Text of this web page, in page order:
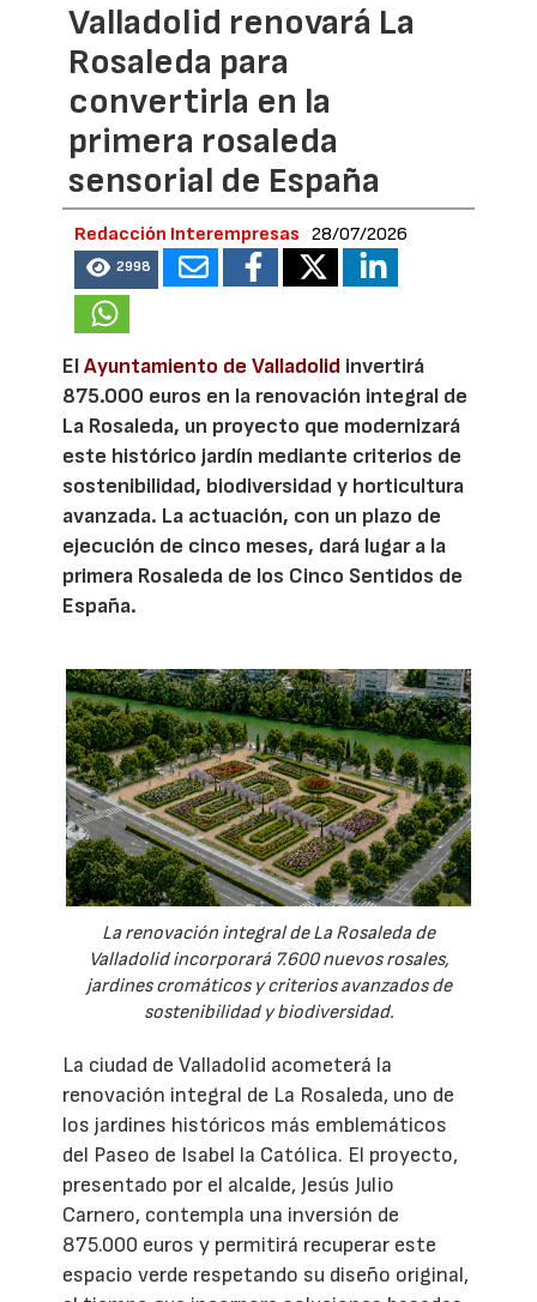
Valladolid renovará La
Rosaleda para
convertirla en la
primera rosaleda
sensorial de España
Redacción Interempresas 28/07/2026
2998
ElAyuntamiento de Valladolid invertirá
875.000 euros en la renovación integral de
La Rosaleda, un proyecto que modernizará
este histórico jardín mediante criterios de
sostenibilidad, biodiversidad y horticultura
avanzada. La actuación, con un plazo de
ejecución de cinco meses, dará lugar a la
primera Rosaleda de los Cinco Sentidos de
España.
La renovación integral de La Rosaleda de
Valladolid incorporará 7.600 nuevos rosales,
jardines cromáticos y criterios avanzados de
sostenibilidad y biodiversidad.
La ciudad de Valladolid acometerá la
renovación integral de La Rosaleda, uno de
los jardines históricos más emblemáticos
del Paseo de Isabel la Católica. El proyecto,
presentado por el alcalde, Jesús Julio
Carnero, contempla una inversión de
875.000 euros y permitirá recuperar este
espacio verde respetando su diseño original,